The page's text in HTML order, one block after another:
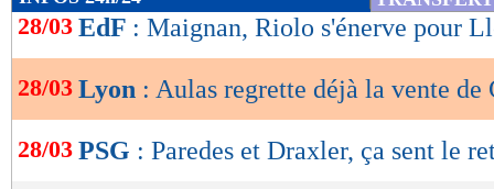
de
OK
28/03 EdF : Maignan, Riolo s'énerve pour
28/03 Lyon : Aulas regrette déjà la vente de
28/03 PSG : Paredes et Draxler, ça sent le